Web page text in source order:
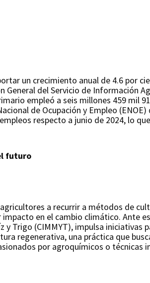
un crecimiento anual de 4.6 por
del Servicio de Información
empleó a seis millones 459 mil
de Ocupación y Empleo
respecto a junio de 2024, lo
futuro
a recurrir a métodos de
en el cambio climático. Ante
Trigo (CIMMYT), impulsa iniciativas
regenerativa, una práctica que
por agroquímicos o técnicas